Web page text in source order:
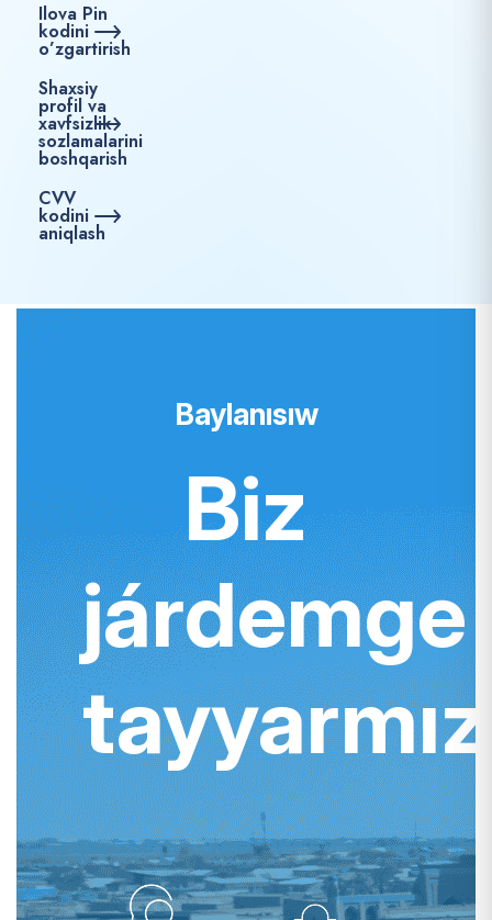
Ilova Pin
kodini
o’zgartirish
Shaxsiy
profil va
xavfsizlik
sozlamalarini
boshqarish
CVV
kodini
aniqlash
Baylanısıw
Biz
járdemge
tayyarmız